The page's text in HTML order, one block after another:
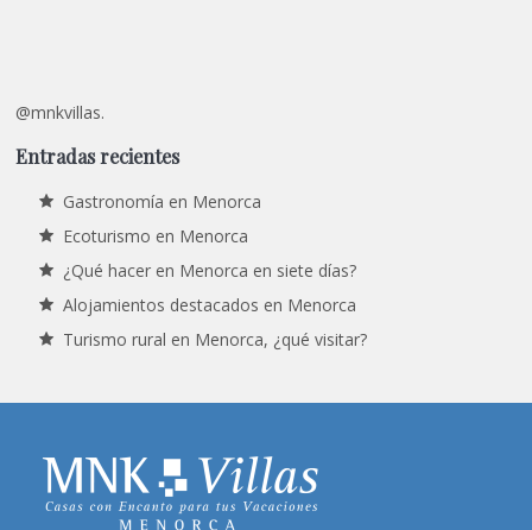
@mnkvillas.
Entradas recientes
Gastronomía en Menorca
Ecoturismo en Menorca
¿Qué hacer en Menorca en siete días?
Alojamientos destacados en Menorca
Turismo rural en Menorca, ¿qué visitar?